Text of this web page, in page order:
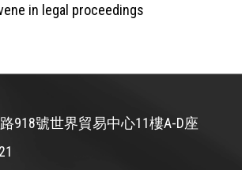
in legal proceedings
918號世界貿易中心11樓A-D座